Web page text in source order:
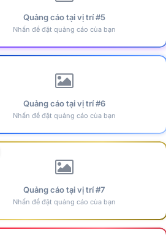
Quảng cáo tại vị trí #5
Nhấn để đặt quảng cáo của bạn
Quảng cáo tại vị trí #6
Nhấn để đặt quảng cáo của bạn
Quảng cáo tại vị trí #7
Nhấn để đặt quảng cáo của bạn